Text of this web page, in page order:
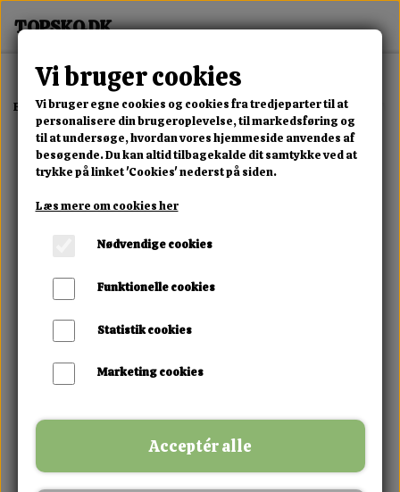
Forside Erotisk Kollektion Alle Produkter PenisPlug - Piss Play
Vi bruger cookies
Vi bruger egne cookies og cookies fra tredjeparter til at
personalisere din brugeroplevelse, til markedsføring og
til at undersøge, hvordan vores hjemmeside anvendes af
besøgende. Du kan altid tilbagekalde dit samtykke ved at
trykke på linket 'Cookies' nederst på siden.
Læs mere om cookies her
Nødvendige cookies
Funktionelle cookies
Statistik cookies
Marketing cookies
Acceptér alle